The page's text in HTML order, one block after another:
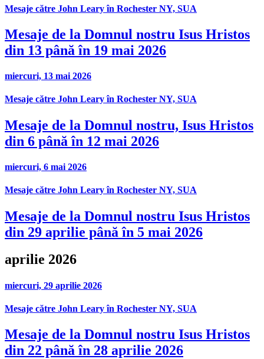
Mesaje către John Leary în Rochester NY, SUA
Mesaje de la Domnul nostru Isus Hristos
din 13 până în 19 mai 2026
miercuri, 13 mai 2026
Mesaje către John Leary în Rochester NY, SUA
Mesaje de la Domnul nostru, Isus Hristos
din 6 până în 12 mai 2026
miercuri, 6 mai 2026
Mesaje către John Leary în Rochester NY, SUA
Mesaje de la Domnul nostru Isus Hristos
din 29 aprilie până în 5 mai 2026
aprilie 2026
miercuri, 29 aprilie 2026
Mesaje către John Leary în Rochester NY, SUA
Mesaje de la Domnul nostru Isus Hristos
din 22 până în 28 aprilie 2026